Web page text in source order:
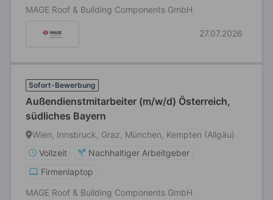
MAGE Roof & Building Components GmbH
27.07.2026
Sofort-Bewerbung
Außendienstmitarbeiter (m/w/d) Österreich,
südliches Bayern
Wien, Innsbruck, Graz, München, Kempten (Allgäu)
Vollzeit
Nachhaltiger Arbeitgeber
Firmenlaptop
MAGE Roof & Building Components GmbH